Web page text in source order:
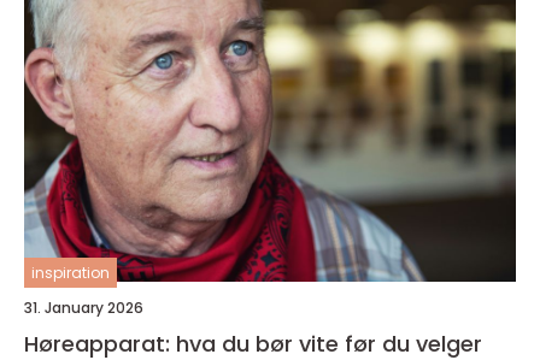
inspiration
31. January 2026
Høreapparat: hva du bør vite før du velger